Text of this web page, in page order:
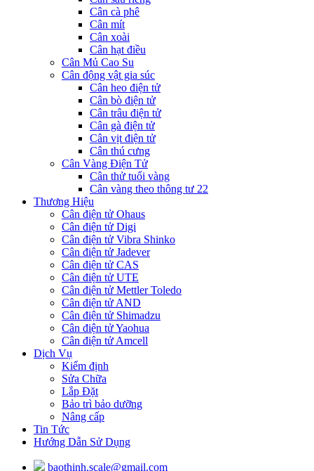
Cân cà phê
Cân mít
Cân xoài
Cân hạt điều
Cân Mủ Cao Su
Cân động vật gia súc
Cân heo điện tử
Cân bò điện tử
Cân trâu điện tử
Cân gà điện tử
Cân vịt điện tử
Cân thú cưng
Cân Vàng Điện Tử
Cân thử tuổi vàng
Cân vàng theo thông tư 22
Thương Hiệu
Cân điện tử Ohaus
Cân điện tử Digi
Cân điện tử Vibra Shinko
Cân điện tử Jadever
Cân điện tử CAS
Cân điện tử UTE
Cân điện tử Mettler Toledo
Cân điện tử AND
Cân điện tử Shimadzu
Cân điện tử Yaohua
Cân điện tử Amcell
Dịch Vụ
Kiểm định
Sửa Chữa
Lắp Đặt
Bảo trì bảo dưỡng
Nâng cấp
Tin Tức
Hướng Dẫn Sử Dụng
baothinh.scale@gmail.com